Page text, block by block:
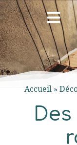
Accueil »